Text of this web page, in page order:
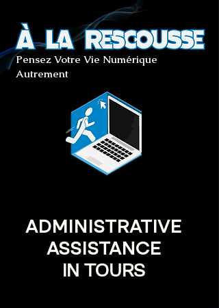
Pensez Votre Vie Numérique
Autrement
ADMINISTRATIVE
ASSISTANCE
IN TOURS